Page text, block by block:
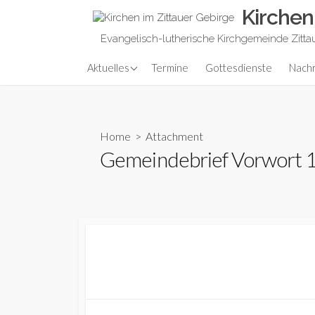
Evangelisch-lutherische Kirchgemeinde
Aktuelles
Predigt aktuellTermine Gottesdienste
Home > Attachment
Gemeindebrief Vorwort